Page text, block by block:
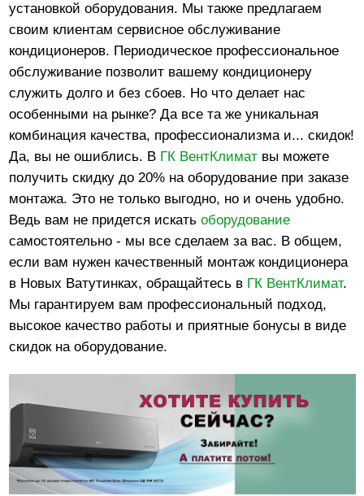
установкой оборудования. Мы также предлагаем
своим клиентам сервисное обслуживание
кондиционеров. Периодическое профессиональное
обслуживание позволит вашему кондиционеру
служить долго и без сбоев. Но что делает нас
особенными на рынке? Да все та же уникальная
комбинация качества, профессионализма и... скидок!
Да, вы не ошиблись. В ГК ВентКлиматвы можете
получить скидку до 20% на оборудование при заказе
монтажа. Это не только выгодно, но и очень удобно.
Ведь вам не придется искать оборудование
самостоятельно - мы все сделаем за вас. В общем,
если вам нужен качественный монтаж кондиционера
в Новых Ватутинках, обращайтесь в ГК ВентКлимат.
Мы гарантируем вам профессиональный подход,
высокое качество работы и приятные бонусы в виде
скидок на оборудование.